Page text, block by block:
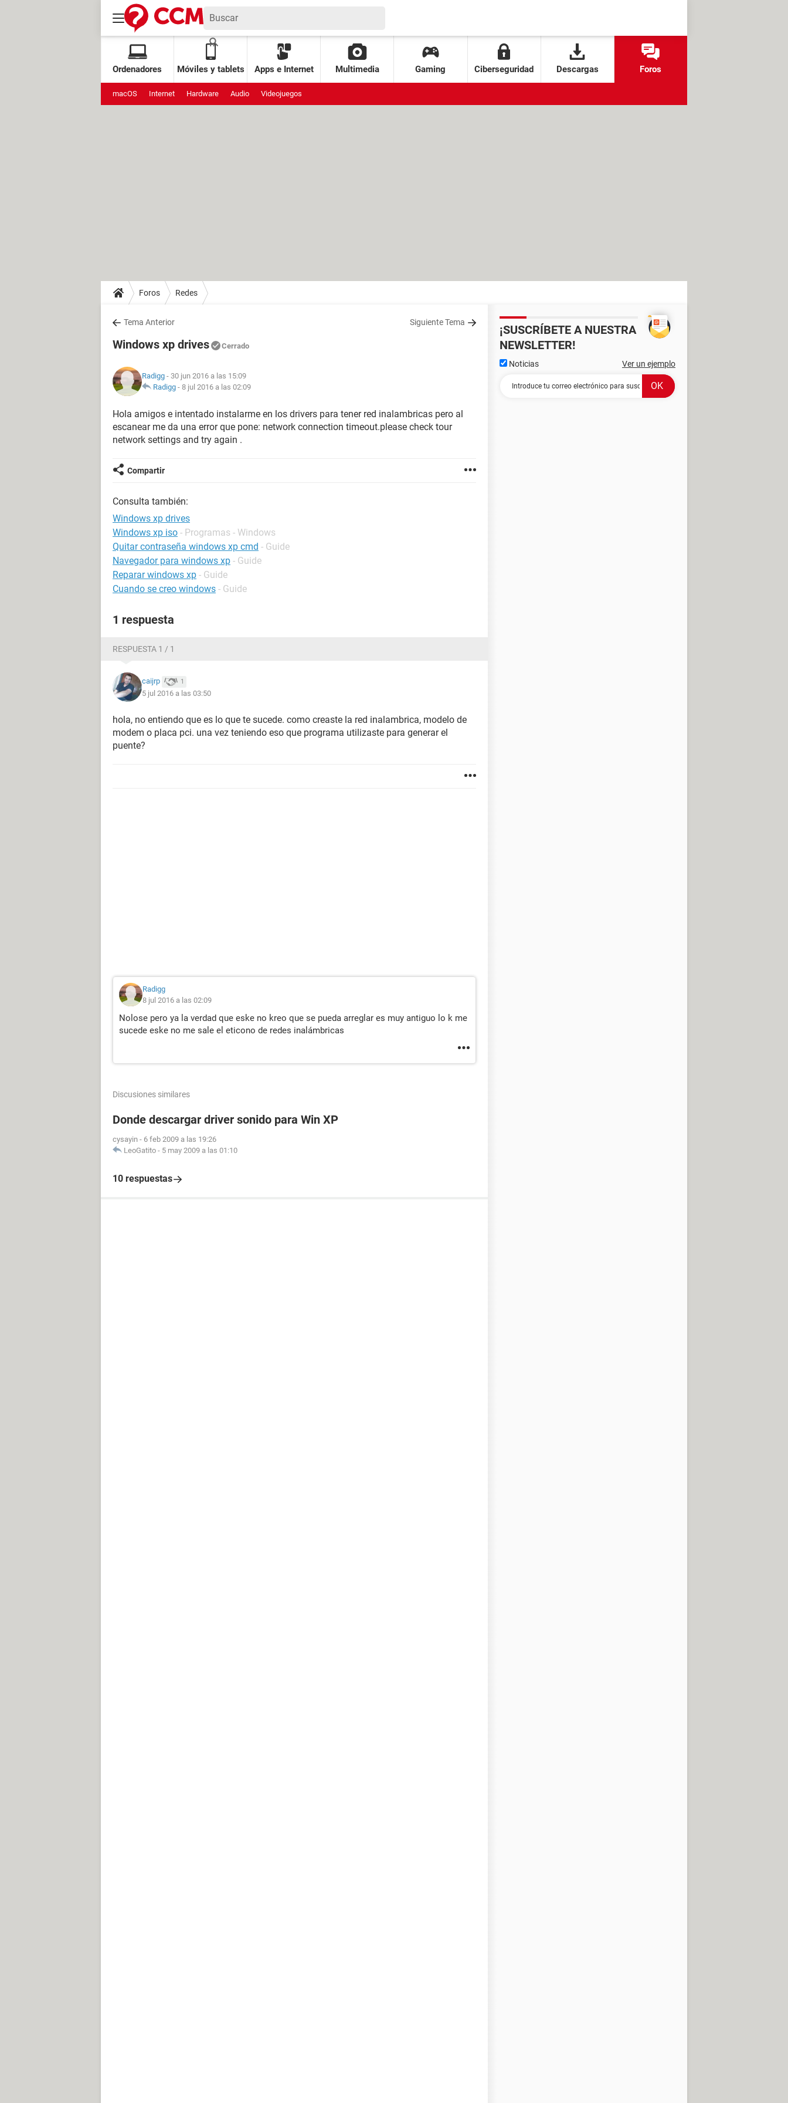
Ordenadores Móviles y tablets Apps e Internet Multimedia Gaming Ciberseguridad Descargas Foros
macOS Internet Hardware Audio Videojuegos
Foros Redes
Tema Anterior Siguiente Tema
Windows xp drives Cerrado
Radigg - 30 jun 2016 a las 15:09
Radigg - 8 jul 2016 a las 02:09
Hola amigos e intentado instalarme en los drivers para tener red inalambricas pero al
escanear me da una error que pone: network connection timeout.please check tour
network settings and try again .
Compartir
Consulta también:
Windows xp drives
Windows xp iso - Programas - Windows
Quitar contraseña windows xp cmd - Guide
Navegador para windows xp - Guide
Reparar windows xp - Guide
Cuando se creo windows - Guide
1 respuesta
RESPUESTA 1 / 1
caijrp 1
5 jul 2016 a las 03:50
hola, no entiendo que es lo que te sucede. como creaste la red inalambrica, modelo de
modem o placa pci. una vez teniendo eso que programa utilizaste para generar el
puente?
Radigg
8 jul 2016 a las 02:09
Nolose pero ya la verdad que eske no kreo que se pueda arreglar es muy antiguo lo k me
sucede eske no me sale el eticono de redes inalámbricas
Discusiones similares
Donde descargar driver sonido para Win XP
cysayin - 6 feb 2009 a las 19:26
LeoGatito - 5 may 2009 a las 01:10
10 respuestas
¡SUSCRÍBETE A NUESTRA
NEWSLETTER!
Noticias Ver un ejemplo